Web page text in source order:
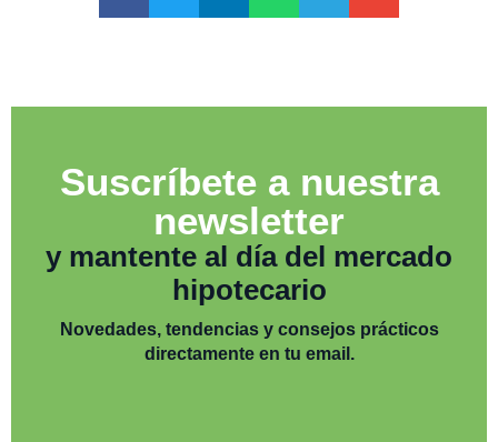
Suscríbete a nuestra
newsletter
y mantente al día del mercado
hipotecario
Novedades, tendencias y consejos prácticos
directamente en tu email.